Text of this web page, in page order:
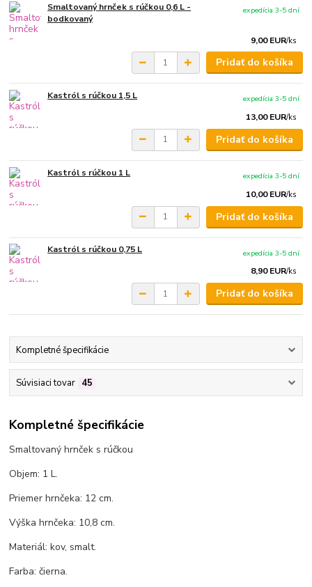
Smaltovaný hrnček s rúčkou 0,6 L -
bodkovaný
9,00 EUR/ks
expedícia 3-5 dní
Pridať do košíka
Kastról s rúčkou 1,5 L
13,00 EUR/ks
expedícia 3-5 dní
Pridať do košíka
Kastról s rúčkou 1 L
10,00 EUR/ks
expedícia 3-5 dní
Pridať do košíka
Kastról s rúčkou 0,75 L
8,90 EUR/ks
expedícia 3-5 dní
Pridať do košíka
Kompletné špecifikácie
Súvisiaci tovar 45
Kompletné špecifikácie
Smaltovaný hrnček s rúčkou
Objem: 1 L.
Priemer hrnčeka: 12 cm.
Výška hrnčeka: 10,8 cm.
Materiál: kov, smalt.
Farba: čierna.